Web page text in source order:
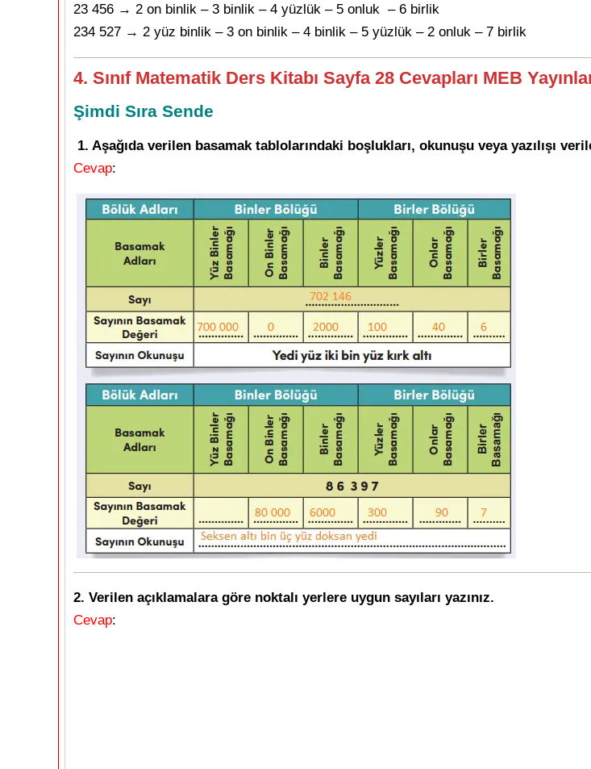
23 456 → 2 on binlik – 3 binlik – 4 yüzlük – 5 onluk – 6 birlik
234 527 → 2 yüz binlik – 3 on binlik – 4 binlik – 5 yüzlük – 2 onluk – 7 birlik
4. Sınıf Matematik Ders Kitabı Sayfa 28 Cevapları MEB
Şimdi Sıra Sende
1. Aşağıda verilen basamak tablolarındaki boşlukları, okunuşu veya yazılışı
Cevap:
2. Verilen açıklamalara göre noktalı yerlere uygun sayıları yazınız.
Cevap: